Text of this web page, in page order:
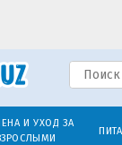
И УХОД ЗА